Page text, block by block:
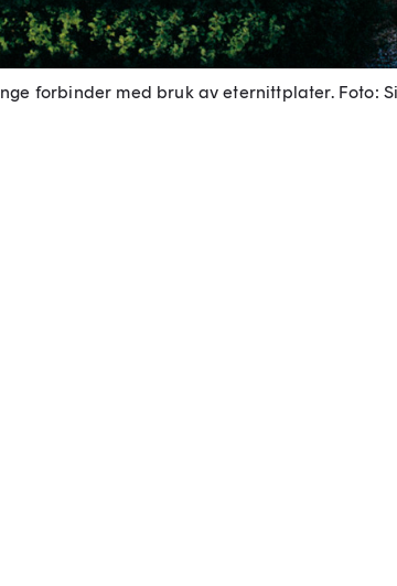
forbinder med bruk av eternittplater.Foto: